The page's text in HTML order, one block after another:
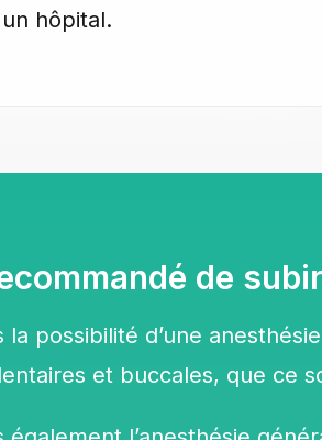
hôpital.
de
la possibilité d’une
et buccales, que ce